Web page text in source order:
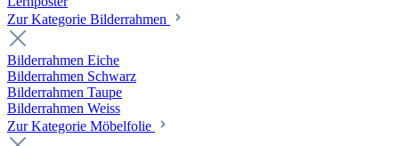
Zur Kategorie Bilderrahmen
Bilderrahmen Eiche
Bilderrahmen Schwarz
Bilderrahmen Taupe
Bilderrahmen Weiss
Zur Kategorie Möbelfolie